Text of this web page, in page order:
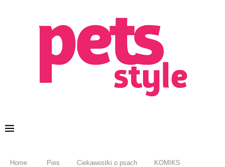
Home Pies Ciekawostki o psach
KOMIKS